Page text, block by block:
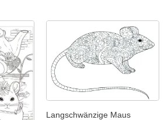
Langschwänzige Maus